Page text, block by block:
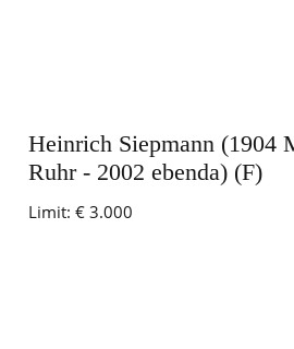
Heinrich Siepmann (1904
Ruhr - 2002 ebenda) (F)
Limit: € 3.000